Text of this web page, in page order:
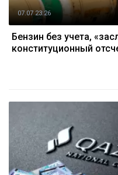
07.07 23:26
Бензин без учета,
конституционный